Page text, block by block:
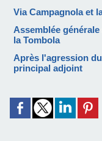
Via Campagnola et
Assemblée
la Tombola
Après l'agression
principal adjoint